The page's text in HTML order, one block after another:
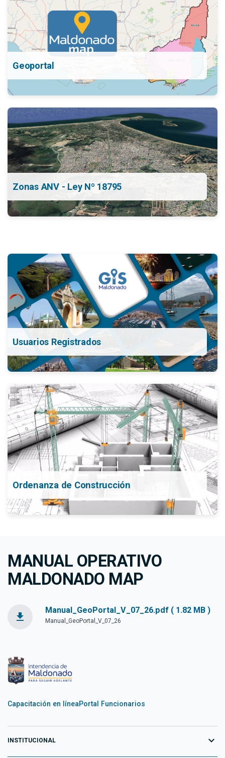
Geoportal
Zonas ANV - Ley Nº 18795
Usuarios Registrados
Ordenanza de Construcción
MANUAL OPERATIVO
MALDONADO MAP
file_download
Manual_GeoPortal_V_07_26.pdf ( 1.82 MB )
Manual_GeoPortal_V_07_26
Capacitación en líneaPortal Funcionarios
INSTITUCIONAL expand_more